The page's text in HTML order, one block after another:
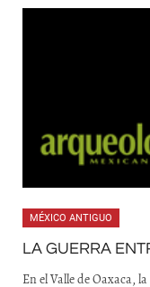
MÉXICO ANTIGUO
LA GUERRA
En el Valle de Oaxaca,